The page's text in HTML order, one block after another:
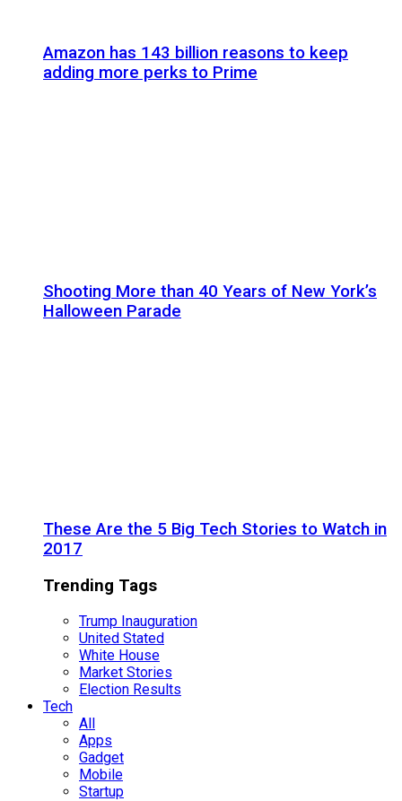
Amazon has 143 billion reasons to keep
adding more perks to Prime
Shooting More than 40 Years of New York’s
Halloween Parade
These Are the 5 Big Tech Stories to Watch in
2017
Trending Tags
Trump Inauguration
United Stated
White House
Market Stories
Election Results
Tech
All
Apps
Gadget
Mobile
Startup